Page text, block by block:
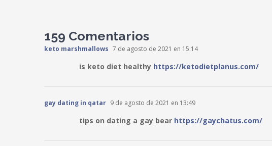
159 Comentarios
keto marshmallows 7 de agosto de 2021 en 15:14
is keto diet healthy https://ketodietplanus.com/
gay dating in qatar 9 de agosto de 2021 en 13:49
tips on dating a gay bear https://gaychatus.com/